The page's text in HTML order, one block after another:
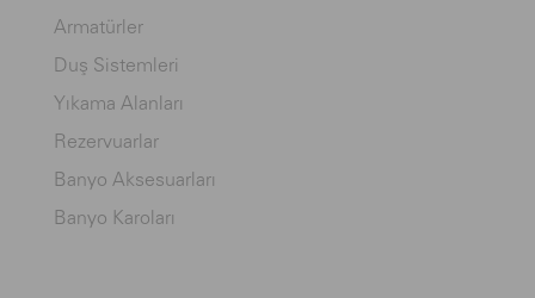
Armatürler
Duş Sistemleri
Yıkama Alanları
Rezervuarlar
Banyo Aksesuarları
Banyo Karoları